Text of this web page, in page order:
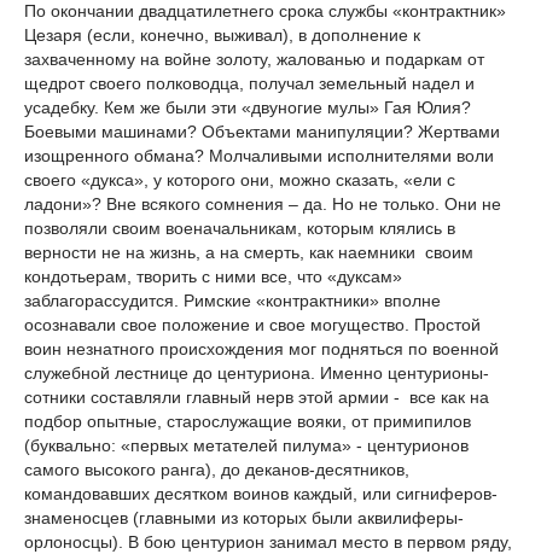
По окончании двадцатилетнего срока службы «контрактник»
Цезаря (если, конечно, выживал), в дополнение к
захваченному на войне золоту, жалованью и подаркам от
щедрот своего полководца, получал земельный надел и
усадебку. Кем же были эти «двуногие мулы» Гая Юлия?
Боевыми машинами? Объектами манипуляции? Жертвами
изощренного обмана? Молчаливыми исполнителями воли
своего «дукса», у которого они, можно сказать, «ели с
ладони»? Вне всякого сомнения – да. Но не только. Они не
позволяли своим военачальникам, которым клялись в
верности не на жизнь, а на смерть, как наемники своим
кондотьерам, творить с ними все, что «дуксам»
заблагорассудится. Римские «контрактники» вполне
осознавали свое положение и свое могущество. Простой
воин незнатного происхождения мог подняться по военной
служебной лестнице до центуриона. Именно центурионы-
сотники составляли главный нерв этой армии - все как на
подбор опытные, старослужащие вояки, от примипилов
(буквально: «первых метателей пилума» - центурионов
самого высокого ранга), до деканов-десятников,
командовавших десятком воинов каждый, или сигниферов-
знаменосцев (главными из которых были аквилиферы-
орлоносцы). В бою центурион занимал место в первом ряду,